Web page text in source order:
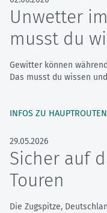
Unwetter
musst du
Gewitter können
Das musst du wissen
INFOS ZU
29.05.2026
Sicher auf
Touren
Die Zugspitze,